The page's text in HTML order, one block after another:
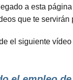
a esta
que te
el siguiente